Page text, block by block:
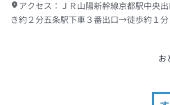
アクセス： ＪＲ山陽新幹線京都駅中央
き約２分五条駅下車３番出口→徒歩約１分
お